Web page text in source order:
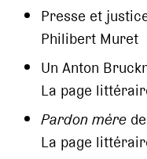
Presse et
Philibert Muret
Un Anton
La page
Pardon mère
La page